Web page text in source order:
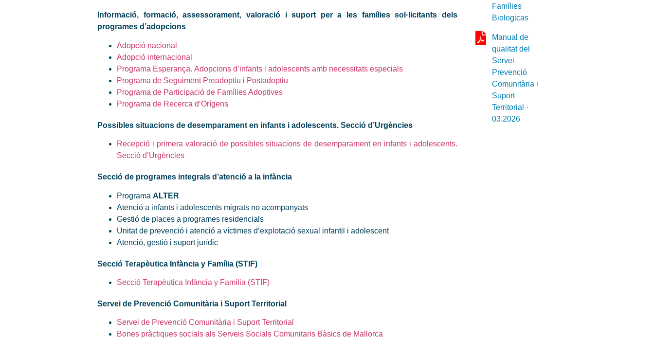
Informació, formació, assessorament, valoració i suport per a les famílies sol·licitants dels
programes d’adopcions
Adopció nacional
Adopció internacional
Programa Esperança. Adopcions d’infants i adolescents amb necessitats especials
Programa de Seguiment Preadoptiu i Postadoptiu
Programa de Participació de Famílies Adoptives
Programa de Recerca d’Orígens
Possibles situacions de desemparament en infants i adolescents. Secció d’Urgències
Recepció i primera valoració de possibles situacions de desemparament en infants i adolescents.
Secció d’Urgències
Secció de programes integrals d’atenció a la infància
Programa ALTER
Atenció a infants i adolescents migrats no acompanyats
Gestió de places a programes residencials
Unitat de prevenció i atenció a víctimes d’explotació sexual infantil i adolescent
Atenció, gestió i suport jurídic
Secció Terapèutica Infància y Família (STIF)
Secció Terapèutica Infància y Família (STIF)
Servei de Prevenció Comunitària i Suport Territorial
Servei de Prevenció Comunitària i Suport Territorial
Bones pràctiques socials als Serveis Socials Comunitaris Bàsics de Mallorca
Famílies
Biologicas
Manual de
qualitat del
Servei
Prevenció
Comunitària i
Suport
Territorial ·
03.2026